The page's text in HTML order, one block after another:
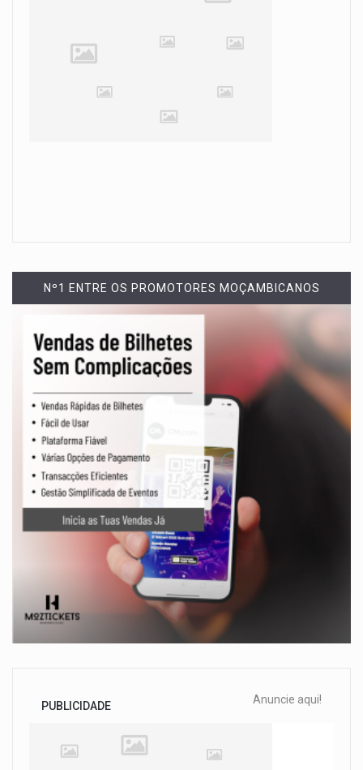
Nº1 ENTRE OS PROMOTORES MOÇAMBICANOS
PUBLICIDADE Anuncie aqui!